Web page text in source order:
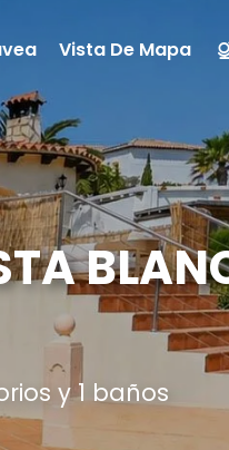
y 1 baños
Vista De Mapa